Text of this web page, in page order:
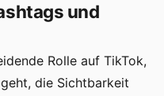
und
Rolle auf TikTok,
die Sichtbarkeit